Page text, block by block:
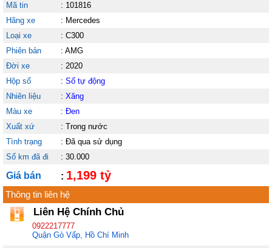
Mã tin
: 101816
Hãng xe
: Mercedes
Loại xe
: C300
Phiên bản
: AMG
Đời xe
: 2020
Hộp số
: Số tự động
Nhiên liệu
: Xăng
Màu xe
: Đen
Xuất xứ
: Trong nước
Tình trạng
: Đã qua sử dụng
Số km đã đi
: 30.000
Giá bán : 1,199 tỷ
Thông tin liên hệ
Liên Hệ Chính Chủ
0922217777
Quận Gò Vấp, Hồ Chí Minh